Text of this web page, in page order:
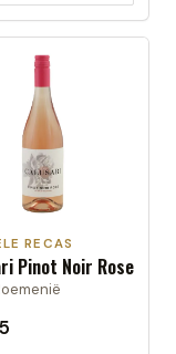
RECAS
Pinot Noir Rose